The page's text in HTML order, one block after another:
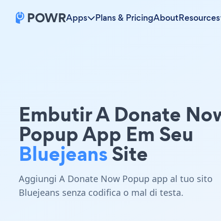
Apps Plans & PricingAboutResources
Embutir A Donate
Popup App Em Seu
BluejeansSite
Aggiungi A Donate Now Popup app al tuo sito
Bluejeans senza codifica o mal di testa.